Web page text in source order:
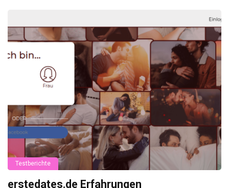
Testberichte
erstedates.de Erfahrungen